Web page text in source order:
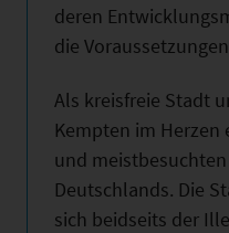
deren
die
Als kreisfreie Stadt
Kempten im Herzen
und
Deutschlands. Die
sich beidseits der